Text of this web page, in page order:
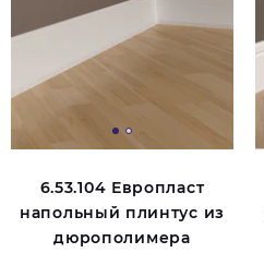
6.53.104 Европласт
напольный плинтус из
дюрополимера